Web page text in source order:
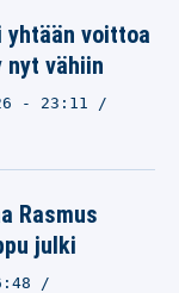
voittoa
nyt vähiin
- 23:11
Rasmus
julki